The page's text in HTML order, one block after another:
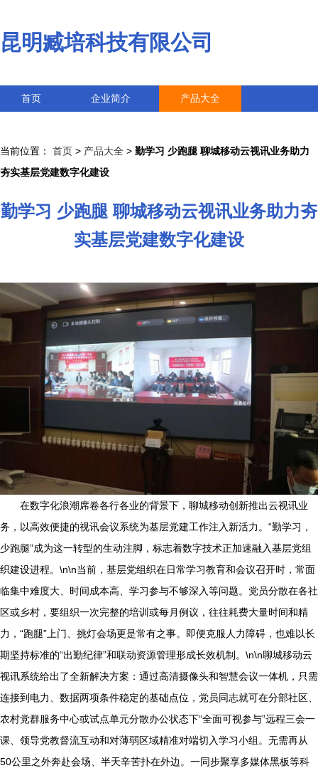
昆明臧培科技有限公司
首页 企业简介 产品大全
当前位置： 首页 > 产品大全 > 勤学习 少跑腿 聊城移动云视讯业务助力
夯实基层党建数字化建设
勤学习 少跑腿 聊城移动云视讯业务助力夯
实基层党建数字化建设
在数字化浪潮席卷各行各业的背景下，聊城移动创新推出云视讯业
务，以高效便捷的视讯会议系统为基层党建工作注入新活力。“勤学习，
少跑腿”成为这一转型的生动注脚，标志着数字技术正加速融入基层党组
织建设进程。\n\n当前，基层党组织在日常学习教育和会议召开时，常面
临集中难度大、时间成本高、学习参与不够深入等问题。党员分散在各社
区或乡村，要组织一次完整的培训或每月例议，往往耗费大量时间和精
力，“跑腿”上门、挑灯会场更是常有之事。即便克服人力障碍，也难以长
期坚持标准的“出勤纪律”和联动资源管理形成长效机制。\n\n聊城移动云
视讯系统给出了全新解决方案：通过高清摄像头和智慧会议一体机，只需
连接到电力、数据两项条件稳定的基础点位，党员同志就可在分部社区、
农村党群服务中心或试点单元分散办公状态下“全面可视参与”远程三会一
课、领导党教督流互动和对薄弱区域精准对端切入学习小组。无需再从
50公里之外奔赴会场、半天辛苦扑在外边。一同步聚享多媒体黑板等科